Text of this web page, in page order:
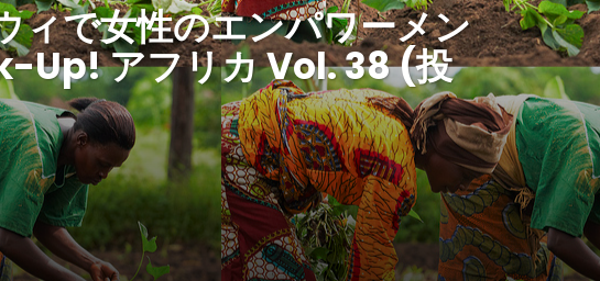
で女性のエンパワーメン
Up! アフリカ Vol. 38 (投